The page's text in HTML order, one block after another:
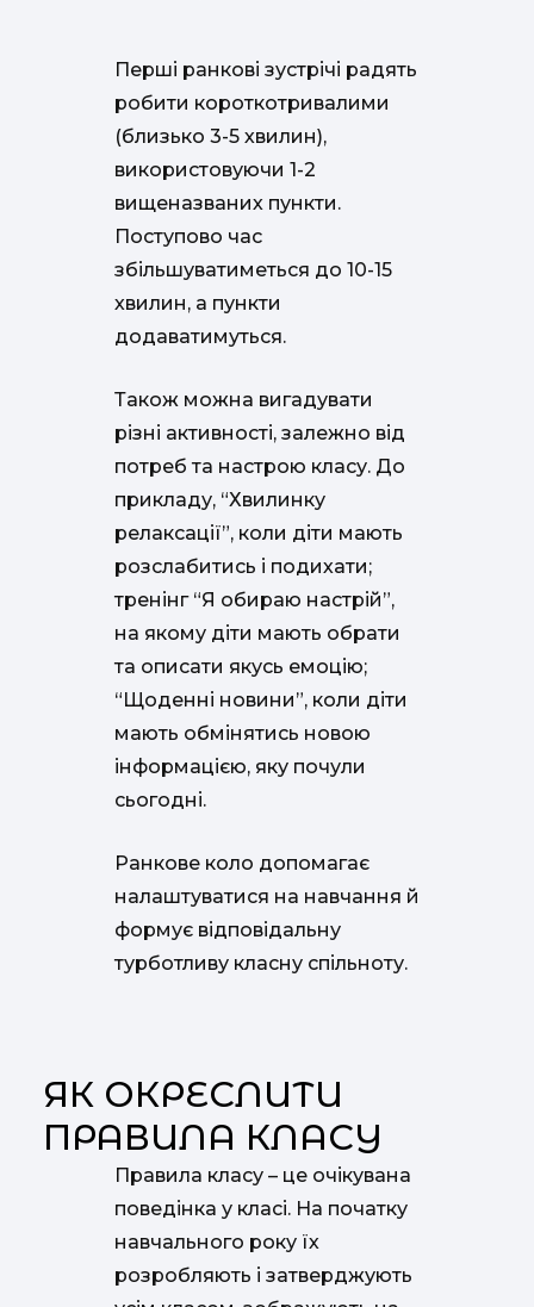
Перші ранкові зустрічі радять
робити короткотривалими
(близько 3-5 хвилин),
використовуючи 1-2
вищеназваних пункти.
Поступово час
збільшуватиметься до 10-15
хвилин, а пункти
додаватимуться.
Також можна вигадувати
різні активності, залежно від
потреб та настрою класу. До
прикладу, “Хвилинку
релаксації”, коли діти мають
розслабитись і подихати;
тренінг “Я обираю настрій”,
на якому діти мають обрати
та описати якусь емоцію;
“Щоденні новини”, коли діти
мають обмінятись новою
інформацією, яку почули
сьогодні.
Ранкове коло допомагає
налаштуватися на навчання й
формує відповідальну
турботливу класну спільноту.
ЯК ОКРЕСЛИТИ
ПРАВИЛА КЛАСУ
Правила класу – це очікувана
поведінка у класі. На початку
навчального року їх
розробляють і затверджують